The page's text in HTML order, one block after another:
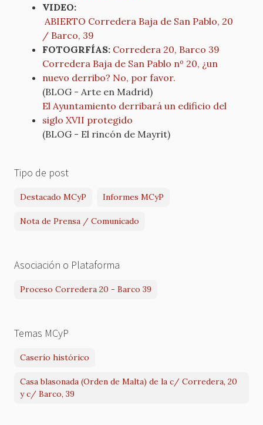
VIDEO:
ABIERTO Corredera Baja de San Pablo, 20
/ Barco, 39
FOTOGRFÍAS: Corredera 20, Barco 39
Corredera Baja de San Pablo nº 20, ¿un
nuevo derribo? No, por favor.
(BLOG - Arte en Madrid)
El Ayuntamiento derribará un edificio del
siglo XVII protegido
(BLOG - El rincón de Mayrit)
Tipo de post
Destacado MCyP Informes MCyP
Nota de Prensa / Comunicado
Asociación o Plataforma
Proceso Corredera 20 - Barco 39
Temas MCyP
Caserío histórico
Casa blasonada (Orden de Malta) de la c/ Corredera, 20
y c/ Barco, 39